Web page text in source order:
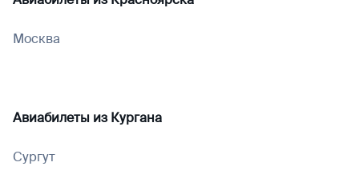
Москва
Авиабилеты изКургана
Сургут